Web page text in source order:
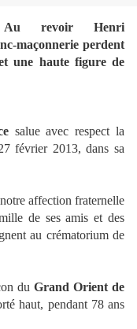
Au revoir Henri
maçonnerie perdent
une haute figure de
salue avec respect la
février 2013, dans sa
affection fraternelle
de ses amis et des
au crématorium de
du Grand Orient de
haut, pendant 78 ans